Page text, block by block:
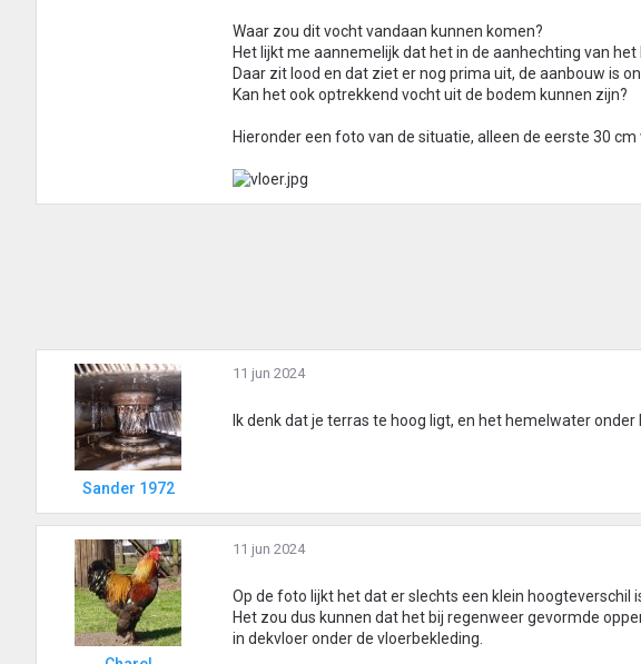
Waar zou dit vocht vandaan kunnen komen?
Het lijkt me aannemelijk dat het in de aanhechting van
Daar zit lood en dat ziet er nog prima uit, de aanbouw is
Kan het ook optrekkend vocht uit de bodem kunnen zijn?
Hieronder een foto van de situatie, alleen de eerste 30 cm
Sander 1972
11 jun 2024
Ik denk dat je terras te hoog ligt, en het hemelwater
11 jun 2024
Op de foto lijkt het dat er slechts een klein hoogteverschil
Het zou dus kunnen dat het bij regenweer gevormde
in dekvloer onder de vloerbekleding.